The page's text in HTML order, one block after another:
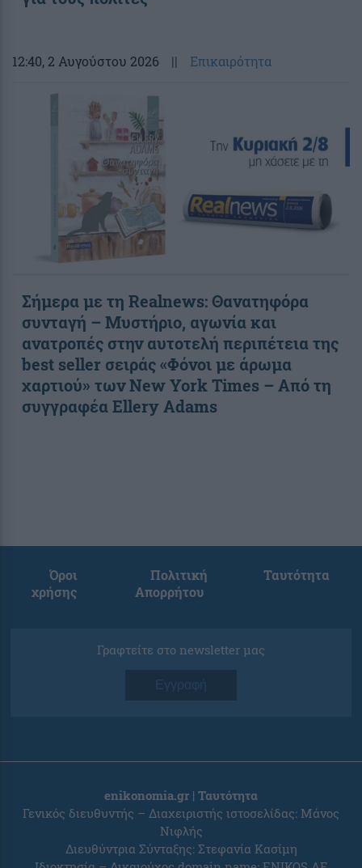
12:40, 2 Αυγούστου 2026 || Επικαιρότητα
Σήμερα με τη Realnews: Θανατηφόρα
συνταγή – Μυστήριο, αγωνία και
ανατροπές στην αυτοτελή περιπέτεια της
best seller σειράς «Φόνοι με άρωμα
χαρτιού» των New York Times – Από τη
συγγραφέα Ellery Adams
Όροι
χρήσης
Πολιτική
Απορρήτου
Ταυτότητα
Γραφτείτε στο newsletter μας
Εγγραφή
enikonomia.gr | Ταυτότητα
Γενικός διευθυντής – Διαχειριστής ιστοσελίδας: Μάνος
Νιφλής
Διευθύντρια Σύνταξης: Στεφανία Κασίμη